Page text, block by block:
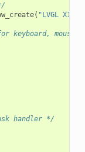
( "LVGL X11
mouse &
handler */